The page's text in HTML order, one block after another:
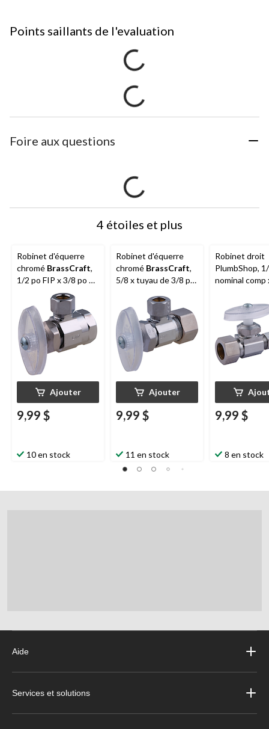
Points saillants de l'evaluation
Foire aux questions
4 étoiles et plus
Robinet d'équerre
chromé BrassCraft,
1/2 po FIP x 3/8 po de
diamètre extérieur
Ajouter
9,99 $
10 en stock
Robinet d'équerre
chromé BrassCraft,
5/8 x tuyau de 3/8 po
Ajouter
9,99 $
11 en stock
Robinet droit
PlumbShop,
nominal comp
extérieur
9,99 $
8 en stock
Aide
Services et solutions